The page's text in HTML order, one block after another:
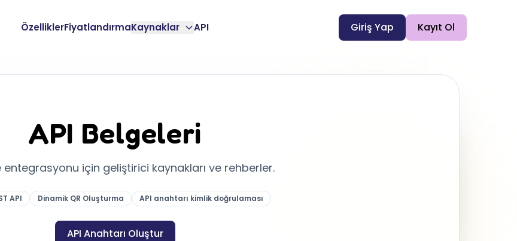
ÖzelliklerFiyatlandırmaKaynaklar API Giriş Yap Kayıt Ol
API Belgeleri
entegrasyonu için geliştirici kaynakları ve rehberler.
API Dinamik QR Oluşturma API anahtarı kimlik doğrulaması
API Anahtarı Oluştur